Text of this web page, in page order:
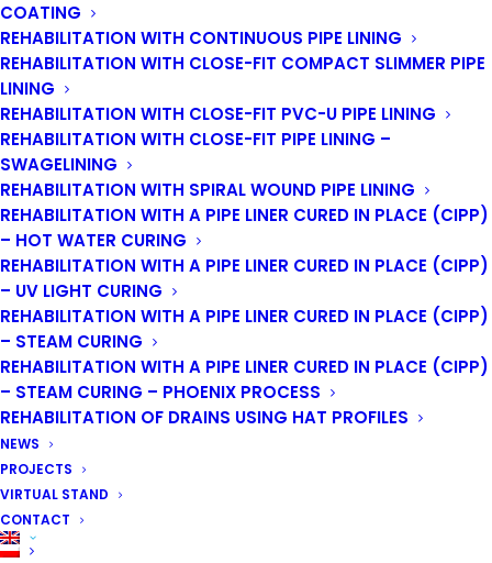
COATING
REHABILITATION WITH CONTINUOUS PIPE LINING
REHABILITATION WITH CLOSE-FIT COMPACT SLIMMER PIPE
LINING
REHABILITATION WITH CLOSE-FIT PVC-U PIPE LINING
REHABILITATION WITH CLOSE-FIT PIPE LINING –
SWAGELINING
REHABILITATION WITH SPIRAL WOUND PIPE LINING
REHABILITATION WITH A PIPE LINER CURED IN PLACE (CIPP)
– HOT WATER CURING
REHABILITATION WITH A PIPE LINER CURED IN PLACE (CIPP)
– UV LIGHT CURING
REHABILITATION WITH A PIPE LINER CURED IN PLACE (CIPP)
– STEAM CURING
REHABILITATION WITH A PIPE LINER CURED IN PLACE (CIPP)
– STEAM CURING – PHOENIX PROCESS
REHABILITATION OF DRAINS USING HAT PROFILES
NEWS
PROJECTS
VIRTUAL STAND
CONTACT
zanieczyszczaniem wód gruntowych. Ponadto
przynosi spore oszczędności – i to zarówno
finansowe, związane z ograniczeniem transportu,
jak i środowiskowe – pozwalają bowiem
ograniczyć ilość wytwarzanych spalin, hałasu,
kurzu i innych zanieczyszczeń. Jednocześnie dzięki
ich zastosowaniu eliminujemy ryzyko uszkodzeń
sąsiednich budynków, sieci lub kabli znajdujących
się w pobliżu planowanych wykopów.
Niepodważalną zaletą stosowania metod
bezwykopowych jest ograniczenie do minimum
uciążliwości komunikacyjnych związanych z
robotami.